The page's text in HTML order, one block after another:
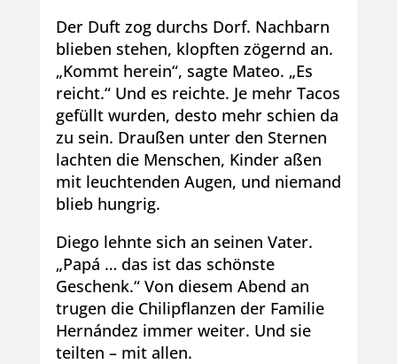
Der Duft zog durchs Dorf. Nachbarn
blieben stehen, klopften zögernd an.
„Kommt herein“, sagte Mateo. „Es
reicht.“ Und es reichte. Je mehr Tacos
gefüllt wurden, desto mehr schien da
zu sein. Draußen unter den Sternen
lachten die Menschen, Kinder aßen
mit leuchtenden Augen, und niemand
blieb hungrig.
Diego lehnte sich an seinen Vater.
„Papá … das ist das schönste
Geschenk.“ Von diesem Abend an
trugen die Chilipflanzen der Familie
Hernández immer weiter. Und sie
teilten – mit allen.